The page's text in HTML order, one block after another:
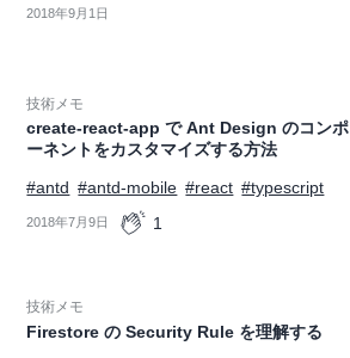
2018年9月1日
技術メモ
create-react-app で Ant Design のコンポ
ーネントをカスタマイズする方法
#antd #antd-mobile #react #typescript
2018年7月9日 1
技術メモ
Firestore の Security Rule を理解する